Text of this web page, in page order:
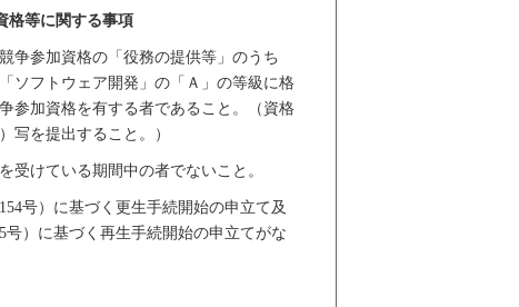
格等に関する事項
争参加資格の「役務の提供等」のうち
ソフトウェア開発」の「Ａ」の等級に格
参加資格を有する者であること。（資格
写を提出すること。）
受けている期間中の者でないこと。
号）に基づく更生手続開始の申立て及
）に基づく再生手続開始の申立てがな